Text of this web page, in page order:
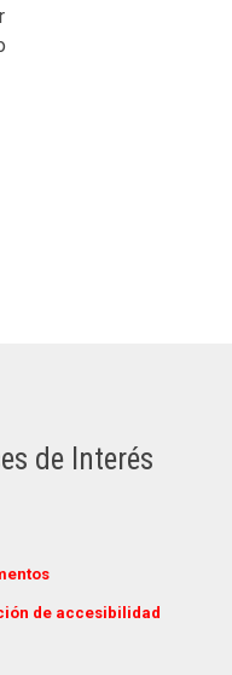
de Interés
de accesibilidad